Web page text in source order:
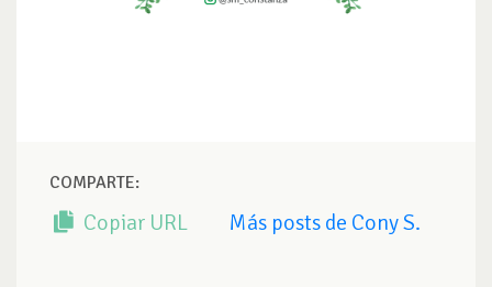
COMPARTE:
Copiar URL Más posts de Cony S.